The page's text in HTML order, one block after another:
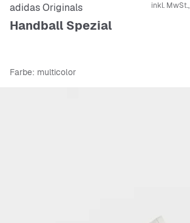
adidas Originals
Handball Spezial
inkl. MwSt.,
Farbe: multicolor